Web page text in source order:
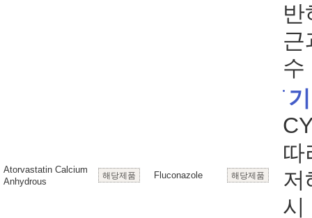
Atorvastatin Calcium
Anhydrous
해당제품 Fluconazole 해당제품
반
근
수
따
저
시